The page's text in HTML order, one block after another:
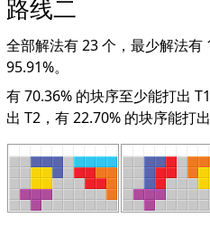
路线二
全部解法有 23 个，最少解法有
95.91%。
有 70.36% 的块序至少能打出
出 T2，有 22.70% 的块序能打